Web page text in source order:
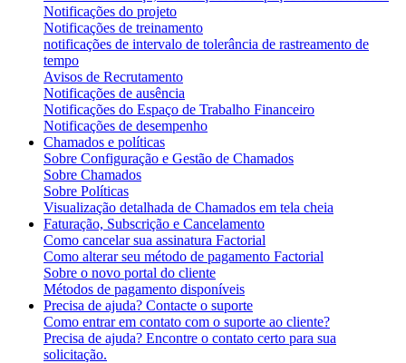
Notificações do projeto
Notificações de treinamento
notificações de intervalo de tolerância de rastreamento de
tempo
Avisos de Recrutamento
Notificações de ausência
Notificações do Espaço de Trabalho Financeiro
Notificações de desempenho
Chamados e políticas
Sobre Configuração e Gestão de Chamados
Sobre Chamados
Sobre Políticas
Visualização detalhada de Chamados em tela cheia
Faturação, Subscrição e Cancelamento
Como cancelar sua assinatura Factorial
Como alterar seu método de pagamento Factorial
Sobre o novo portal do cliente
Métodos de pagamento disponíveis
Precisa de ajuda? Contacte o suporte
Como entrar em contato com o suporte ao cliente?
Precisa de ajuda? Encontre o contato certo para sua
solicitação.